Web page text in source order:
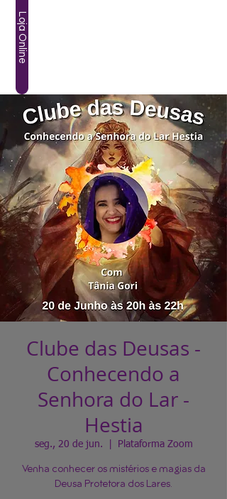
Loja Online
Clube das Deusas -
Conhecendo a
Senhora do Lar -
Hestia
seg., 20 de jun. Plataforma Zoom
Venha conhecer os mistérios e magias da
Deusa Protetora dos Lares.